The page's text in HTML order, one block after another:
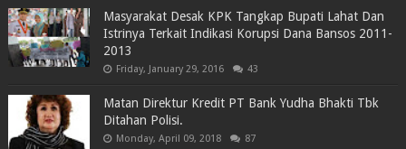
Masyarakat Desak KPK Tangkap Bupati Lahat Dan
Istrinya Terkait Indikasi Korupsi Dana Bansos 2011-
2013
Friday, January 29, 2016 43
Matan Direktur Kredit PT Bank Yudha Bhakti Tbk
Ditahan Polisi.
Monday, April 09, 2018 87